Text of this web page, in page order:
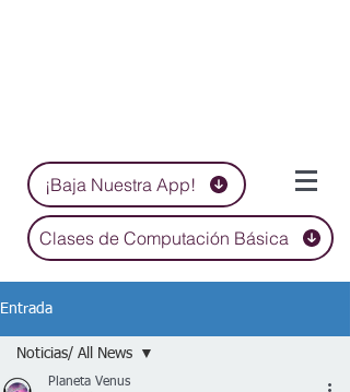
¡Baja Nuestra App!
Clases de Computación Básica
Entrada
Noticias/ All News
Planeta Venus